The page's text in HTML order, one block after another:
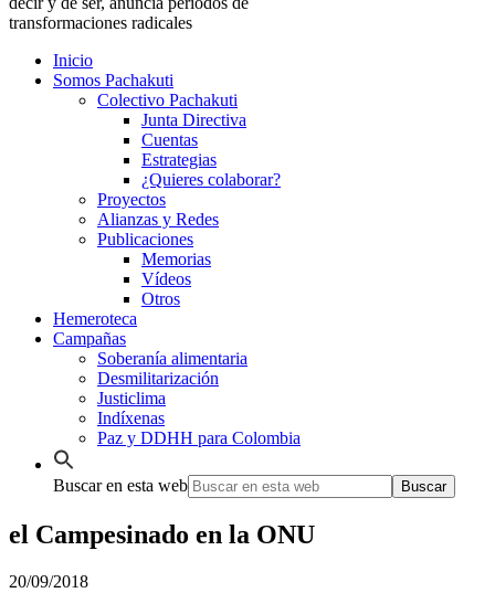
transformaciones radicales
Inicio
Somos Pachakuti
Colectivo Pachakuti
Junta Directiva
Cuentas
Estrategias
¿Quieres colaborar?
Proyectos
Alianzas y Redes
Publicaciones
Memorias
Vídeos
Otros
Hemeroteca
Campañas
Soberanía alimentaria
Desmilitarización
Justiclima
Indíxenas
Paz y DDHH para Colombia
Buscar en esta web
el Campesinado en la ONU
20/09/2018